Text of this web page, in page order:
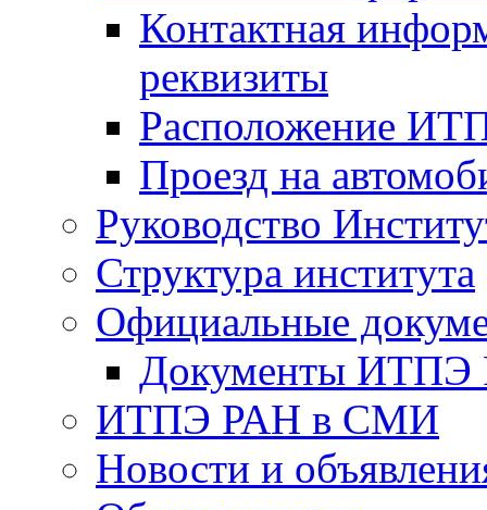
Контактная
реквизиты
Расположение
Проезд на
Руководство
Структура института
Официальные
Документы ИТПЭ
ИТПЭ РАН в СМИ
Новости и